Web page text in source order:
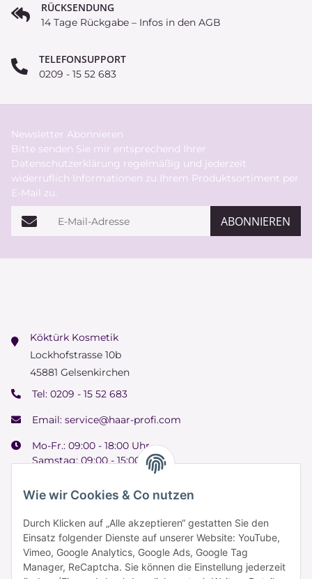
Wie wir Cookies & Co nutzen
Durch Klicken auf „Alle akzeptieren“ gestatten Sie den
Einsatz folgender Dienste auf unserer Website: YouTube,
Vimeo, Google Analytics, Google Ads, Google Tag
Manager, ReCaptcha. Sie können die Einstellung jederzeit
RÜCKSENDUNG
14 Tage Rückgabe – Infos in den AGB
TELEFONSUPPORT
0209 - 15 52 683
Newsletter Abonnieren
Bitte senden Sie mir entsprechend Ihrer
Datenschutzerklärung regelmäßig und jederzeit
widerruflich Informationen zu Ihrem Produktsortiment per
E-Mail zu.
E-Mail-Adresse ABONNIEREN
Köktürk Kosmetik
Lockhofstrasse 10b
45881 Gelsenkirchen
Tel: 0209 - 15 52 683
Email: service@haar-profi.com
Mo-Fr.: 09:00 - 18:00 Uhr
Samstag: 09:00 - 15:00 Uhr
Informationen